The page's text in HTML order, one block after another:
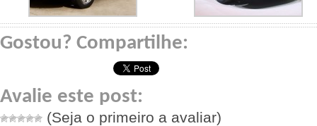
Gostou? Compartilhe:
Avalie este post:
(Seja o primeiro a avaliar)